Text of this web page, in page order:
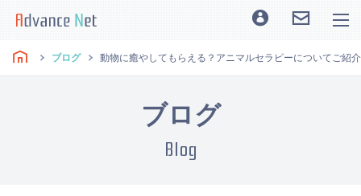
ブログ 動物に癒やしてもらえる？アニマルセラピーについてご紹
ブログ
Blog